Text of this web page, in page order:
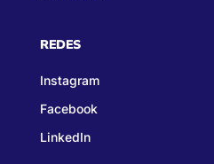
REDES
Instagram
Facebook
LinkedIn